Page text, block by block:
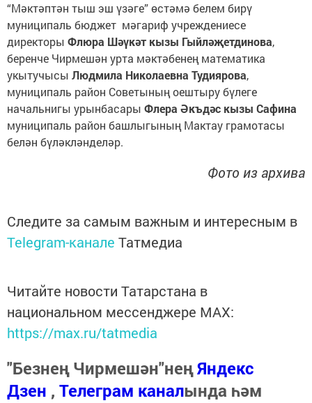
“Мәктәптән тыш эш үзәге” өстәмә белем бирү
муниципаль бюджет мәгариф учреждениесе
директоры Флюра Шәүкәт кызы Гыйләҗетдинова,
беренче Чирмешән урта мәктәбенең математика
укытучысы Людмила Николаевна Тудиярова,
муниципаль район Советының оештыру бүлеге
начальнигы урынбасары Флера Әкъдәс кызы Сафина
муниципаль район башлыгының Мактау грамотасы
белән бүләкләнделәр.
Фото из архива
Следите за самым важным и интересным в
Telegram-канале Татмедиа
Читайте новости Татарстана в
национальном мессенджере MАХ:
https://max.ru/tatmedia
"Безнең Чирмешән"неңЯндекс
Дзен , Телеграм каналында һәм